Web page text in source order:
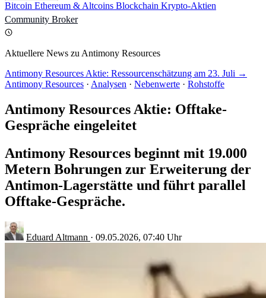
Bitcoin Ethereum & Altcoins Blockchain Krypto-Aktien
Community Broker
Aktuellere News zu Antimony Resources
Antimony Resources Aktie: Ressourcenschätzung am 23. Juli →
Antimony Resources · Analysen · Nebenwerte · Rohstoffe
Antimony Resources Aktie: Offtake-
Gespräche eingeleitet
Antimony Resources beginnt mit 19.000
Metern Bohrungen zur Erweiterung der
Antimon-Lagerstätte und führt parallel
Offtake-Gespräche.
Eduard Altmann · 09.05.2026, 07:40 Uhr